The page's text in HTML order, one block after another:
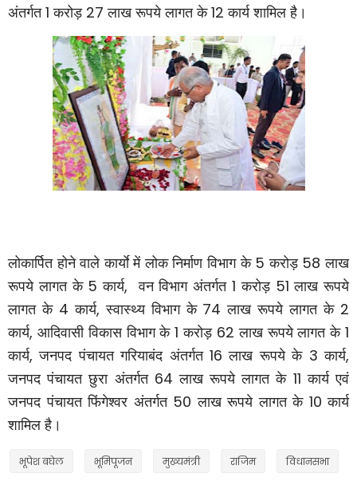
अंतर्गत 1 करोड़ 27 लाख रूपये लागत के 12 कार्य शामिल है।
लोकार्पित होने वाले कार्याे में लोक निर्माण विभाग के 5करोड़ 58लाख
रूपये लागत के 5कार्य, वन विभाग अंतर्गत 1करोड़ 51लाख रूपये
लागत के 4कार्य,स्वास्थ्य विभाग के 74लाख रूपये लागत के 2
कार्य, आदिवासी विकास विभाग के1करोड़ 62लाख रूपये लागत के1
कार्य,जनपद पंचायत गरियाबंद अंतर्गत16लाख रूपये के 3कार्य,
जनपद पंचायत छुरा अंतर्गत 64लाख रूपये लागत के 11कार्य एवं
जनपद पंचायत फिंगेश्वर अंतर्गत 50लाख रूपये लागत के 10कार्य
शामिल है।
भूपेश बघेल भूमिपूजन मुख्यमंत्री राजिम विधानसभा